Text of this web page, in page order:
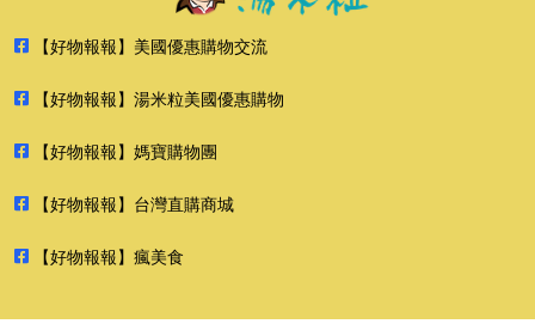
【好物報報】美國優惠購物交流
【好物報報】湯米粒美國優惠購物
【好物報報】媽寶購物團
【好物報報】台灣直購商城
【好物報報】瘋美食